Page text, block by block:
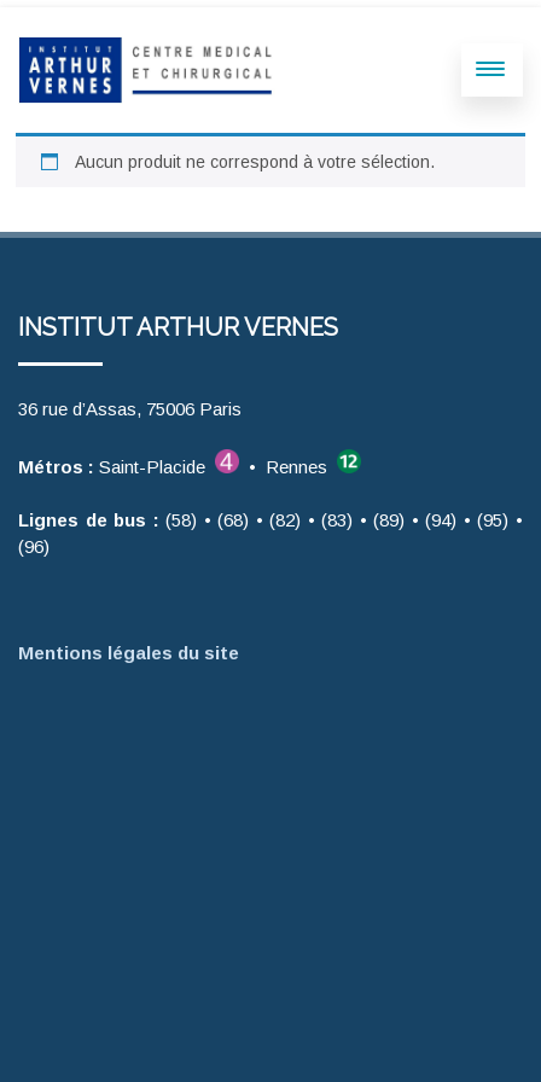
Aucun produit ne correspond à votre sélection.
INSTITUT ARTHUR VERNES
36 rue d’Assas, 75006 Paris
Métros : Saint-Placide • Rennes
Lignes de bus : (58) • (68) • (82) • (83) • (89) • (94) • (95) •
(96)
Mentions légales du site